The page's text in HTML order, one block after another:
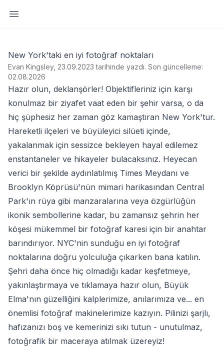
Yan paneli aç
New York'taki en iyi fotoğraf noktaları
Evan Kingsley, 23.09.2023 tarihinde yazdı. Son güncelleme:
02.08.2026
Hazır olun, deklanşörler! Objektifleriniz için karşı
konulmaz bir ziyafet vaat eden bir şehir varsa, o da
hiç şüphesiz her zaman göz kamaştıran New York'tur.
Hareketli ilçeleri ve büyüleyici silüeti içinde,
yakalanmak için sessizce bekleyen hayal edilemez
enstantaneler ve hikayeler bulacaksınız. Heyecan
verici bir şekilde aydınlatılmış Times Meydanı ve
Brooklyn Köprüsü'nün mimari harikasından Central
Park'ın rüya gibi manzaralarına veya özgürlüğün
ikonik sembollerine kadar, bu zamansız şehrin her
köşesi mükemmel bir fotoğraf karesi için bir anahtar
barındırıyor. NYC'nin sunduğu en iyi fotoğraf
noktalarına doğru yolculuğa çıkarken bana katılın.
Şehri daha önce hiç olmadığı kadar keşfetmeye,
yakınlaştırmaya ve tıklamaya hazır olun, Büyük
Elma'nın güzelliğini kalplerimize, anılarımıza ve... en
önemlisi fotoğraf makinelerimize kazıyın. Pilinizi şarjlı,
hafızanızı boş ve kemerinizi sıkı tutun - unutulmaz,
fotoğrafik bir maceraya atılmak üzereyiz!